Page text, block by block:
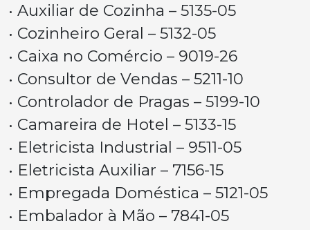
• Auxiliar de Cozinha – 5135-05
• Cozinheiro Geral – 5132-05
• Caixa no Comércio – 9019-26
• Consultor de Vendas – 5211-10
• Controlador de Pragas – 5199-10
• Camareira de Hotel – 5133-15
• Eletricista Industrial – 9511-05
• Eletricista Auxiliar – 7156-15
• Empregada Doméstica – 5121-05
• Embalador à Mão – 7841-05